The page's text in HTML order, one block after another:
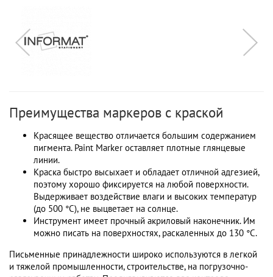
Преимущества маркеров с краской
Красящее вещество отличается большим содержанием
пигмента. Paint Marker оставляет плотные глянцевые
линии.
Краска быстро высыхает и обладает отличной адгезией,
поэтому хорошо фиксируется на любой поверхности.
Выдерживает воздействие влаги и высоких температур
(до 500 °С), не выцветает на солнце.
Инструмент имеет прочный акриловый наконечник. Им
можно писать на поверхностях, раскаленных до 130 °С.
Письменные принадлежности широко используются в легкой
и тяжелой промышленности, строительстве, на погрузочно-